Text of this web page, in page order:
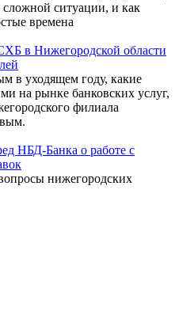
сертификаты типа
на ПМЭФ-2026
сертификатов типа на